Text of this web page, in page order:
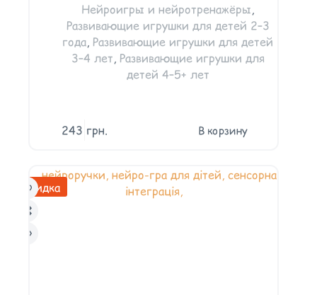
Нейроигры и нейротренажёры,
Развивающие игрушки для детей 2–3
года, Развивающие игрушки для детей
3–4 лет, Развивающие игрушки для
детей 4–5+ лет
243 грн. В корзину
Скидка